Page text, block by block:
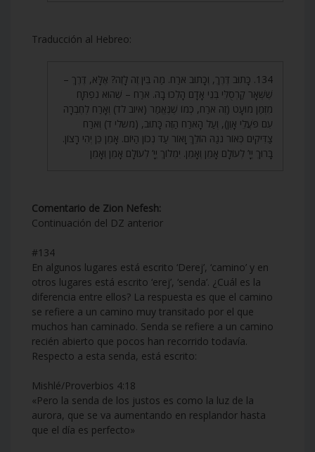
Traducción al Hebreo:
134. כָּתוּב דֶּרֶךְ, וְכָתוּב אֹרַח. מַה בֵּין זֶה לָזֶה? אֶלָּא, דֶּרֶךְ –
שֶׁשְּׁאָר קַרְסֻלֵּי בְּנֵי אָדָם הָלְכוּ בָהּ. אֹרַח – שֶׁהוּא נִפְתָּח
מִזְּמַן מוּעָט (זֶה אֹרַח, כְּמוֹ שֶׁנֶּאֱמַר (איוב לד) וְאָרַח לְחֶבְרָה
עִם פֹּעֲלֵי אָוֶן), וְעַל הָאֹרַח הַזֶּה כָּתוּב, (משלי ד) וְאֹרַח
צַדִּיקִים כְּאוֹר נֹגַהּ הוֹלֵךְ וָאוֹר עַד נְכוֹן הַיּוֹם. אָמֵן כֵּן יְהִי רָצוֹן.
בָּרוּךְ יְיָ’ לְעוֹלָם אָמֵן וְאָמֵן. יִמְלוֹךְ יְיָ’ לְעוֹלָם אָמֵן וְאָמֵן
Comentario de Zion Nefesh:
Continuación del DZ anterior
#134
En algunos lugares está escrito ‘Derej’, ‘camino’ y en
otros lugares está escrito ‘erej’, ‘senda’. ¿Cuál es la
diferencia entre ellos? La respuesta es que el camino
se refiere a un camino muy transitado por el que
muchos han caminado. Senda se refiere a un camino
recién abierto que pocos han recorrido todavía.
Respecto a esta senda, está escrito:
Mishlé/Proverbios 4:18
«Pero la senda de los justos es como la luz de la
aurora, que se va aumentando en resplandor hasta
que el día es perfecto»